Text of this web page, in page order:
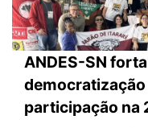
ANDES-SN
participação na